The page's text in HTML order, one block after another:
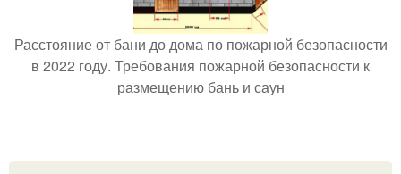
Расстояние от бани до дома по пожарной безопасности
в 2022 году. Требования пожарной безопасности к
размещению бань и саун